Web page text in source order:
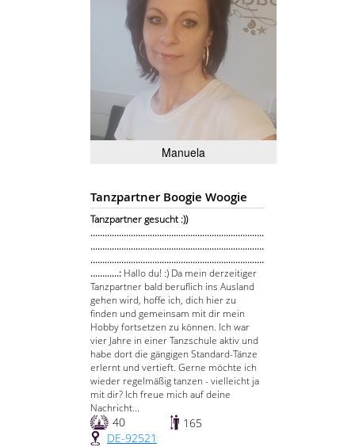
Manuela
Tanzpartner Boogie Woogie
Tanzpartner gesucht :))
.........................................................................
.........................................................................
.........................................................................
............: Hallo du! :) Da mein derzeitiger
Tanzpartner bald beruflich ins Ausland
gehen wird, hoffe ich, dich hier zu
finden und gemeinsam mit dir mein
Hobby fortsetzen zu können. Ich war
vier Jahre in einer Tanzschule aktiv und
habe dort die gängigen Standard-Tänze
erlernt und vertieft. Gerne möchte ich
wieder regelmäßig tanzen - vielleicht ja
mit dir? Ich freue mich auf deine
Nachricht...
40
165
DE-92521